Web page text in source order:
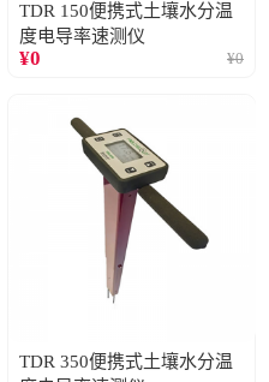
TDR 150便携式土壤水分温
度电导率速测仪
¥0 ¥0
TDR 350便携式土壤水分温